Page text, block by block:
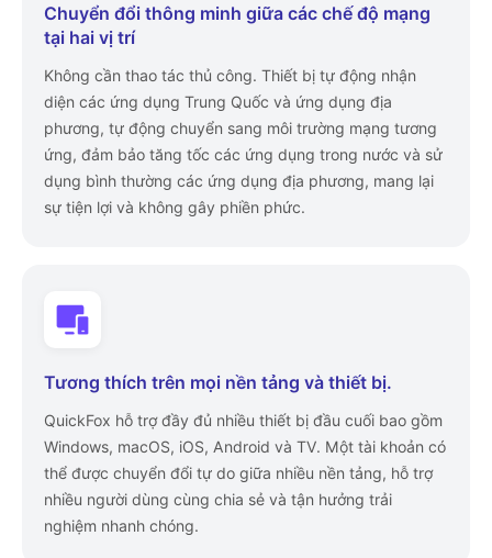
Chuyển đổi thông minh giữa các chế độ mạng
tại hai vị trí
Không cần thao tác thủ công. Thiết bị tự động nhận
diện các ứng dụng Trung Quốc và ứng dụng địa
phương, tự động chuyển sang môi trường mạng tương
ứng, đảm bảo tăng tốc các ứng dụng trong nước và sử
dụng bình thường các ứng dụng địa phương, mang lại
sự tiện lợi và không gây phiền phức.
Tương thích trên mọi nền tảng và thiết bị.
QuickFox hỗ trợ đầy đủ nhiều thiết bị đầu cuối bao gồm
Windows, macOS, iOS, Android và TV. Một tài khoản có
thể được chuyển đổi tự do giữa nhiều nền tảng, hỗ trợ
nhiều người dùng cùng chia sẻ và tận hưởng trải
nghiệm nhanh chóng.